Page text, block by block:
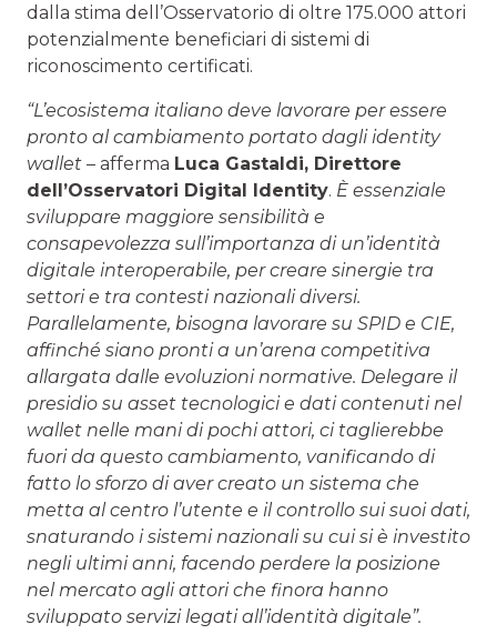
dalla stima dell’Osservatorio di oltre 175.000 attori
potenzialmente beneficiari di sistemi di
riconoscimento certificati.
“L’ecosistema italiano deve lavorare per essere
pronto al cambiamento portato dagli identity
wallet – afferma Luca Gastaldi, Direttore
dell’Osservatori Digital Identity. È essenziale
sviluppare maggiore sensibilità e
consapevolezza sull’importanza di un’identità
digitale interoperabile, per creare sinergie tra
settori e tra contesti nazionali diversi.
Parallelamente, bisogna lavorare su SPID e CIE,
affinché siano pronti a un’arena competitiva
allargata dalle evoluzioni normative. Delegare il
presidio su asset tecnologici e dati contenuti nel
wallet nelle mani di pochi attori, ci taglierebbe
fuori da questo cambiamento, vanificando di
fatto lo sforzo di aver creato un sistema che
metta al centro l’utente e il controllo sui suoi dati,
snaturando i sistemi nazionali su cui si è investito
negli ultimi anni, facendo perdere la posizione
nel mercato agli attori che finora hanno
sviluppato servizi legati all’identità digitale”.